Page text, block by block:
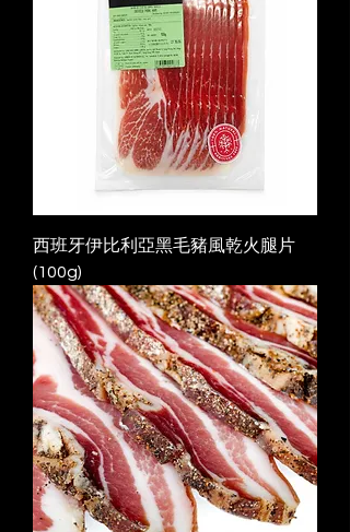
西班牙伊比利亞黑毛豬風乾火腿片
(100g)